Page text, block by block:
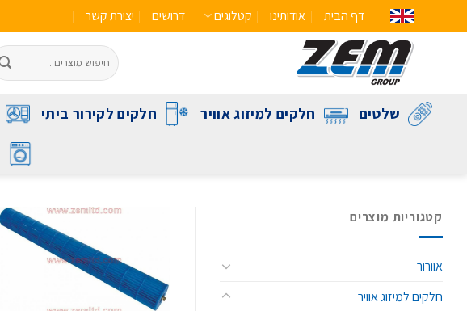
דף הבית אודותינו קטלוגים דרושים יצירת קשר
שלטים חלקים למיזוג אוויר חלקים לקירור ביתי
קטגוריות מוצרים
אוורור
חלקים למיזוג אוויר